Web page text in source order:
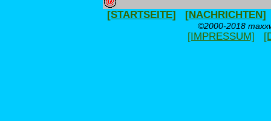
[STARTSEITE] [NACHRICHTEN]
©2000-2018
[IMPRESSUM]